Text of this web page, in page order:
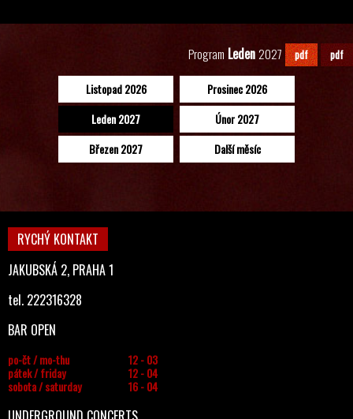
Program Leden2027 pdf pdf
Listopad 2026
Prosinec 2026
Leden 2027
Únor 2027
Březen 2027
Další měsíc
RYCHÝ KONTAKT
JAKUBSKÁ 2, PRAHA 1
tel. 222316328
BAR OPEN
po-čt / mo-thu
12 - 03
pátek / friday
12 - 04
sobota / saturday
16 - 04